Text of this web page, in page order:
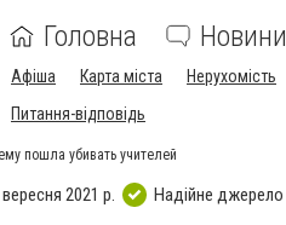
Головна Новини
Афіша Карта міста Нерухомість
Питання-відповідь
пошла убивать учителей
2021 р. Надійне джерело